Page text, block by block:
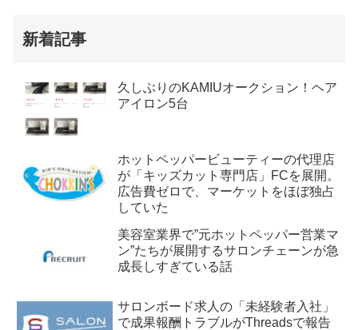
新着記事
久しぶりのKAMIUオークション！ヘア
アイロン5台
ホットペッパービューティーの代理店
が「キッズカット専門店」FCを展開。
広告費ゼロで、マーケットをほぼ独占
していた
美容室業界で”元ホットペッパー営業マ
ン”たちが展開するサロンチェーンが急
成長しすぎている話
サロンボード求人の「未経験者入社」
で成果報酬トラブルがThreadsで報告